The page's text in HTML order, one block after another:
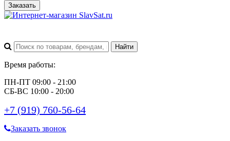
Заказать
Время работы:
ПН-ПТ 09:00 - 21:00
СБ-ВС 10:00 - 20:00
+7 (919) 760-56-64
Заказать звонок